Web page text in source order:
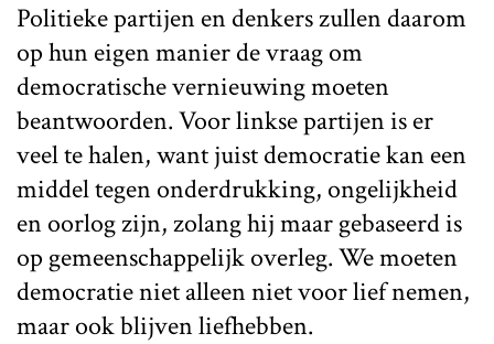
Politieke partijen en denkers zullen daarom
op hun eigen manier de vraag om
democratische vernieuwing moeten
beantwoorden. Voor linkse partijen is er
veel te halen, want juist democratie kan een
middel tegen onderdrukking, ongelijkheid
en oorlog zijn, zolang hij maar gebaseerd is
op gemeenschappelijk overleg. We moeten
democratie niet alleen niet voor lief nemen,
maar ook blijven liefhebben.